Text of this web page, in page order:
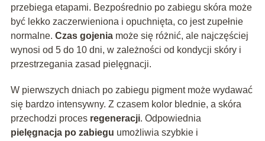
przebiega etapami. Bezpośrednio po zabiegu skóra może
być lekko zaczerwieniona i opuchnięta, co jest zupełnie
normalne. Czas gojeniamoże się różnić, ale najczęściej
wynosi od 5 do 10 dni, w zależności od kondycji skóry i
przestrzegania zasad pielęgnacji.
W pierwszych dniach po zabiegu pigment może wydawać
się bardzo intensywny. Z czasem kolor blednie, a skóra
przechodzi proces regeneracji. Odpowiednia
pielęgnacja po zabiegu umożliwia szybkie i